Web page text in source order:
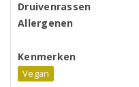
Druivenrassen
Allergenen
Kenmerken
Vegan